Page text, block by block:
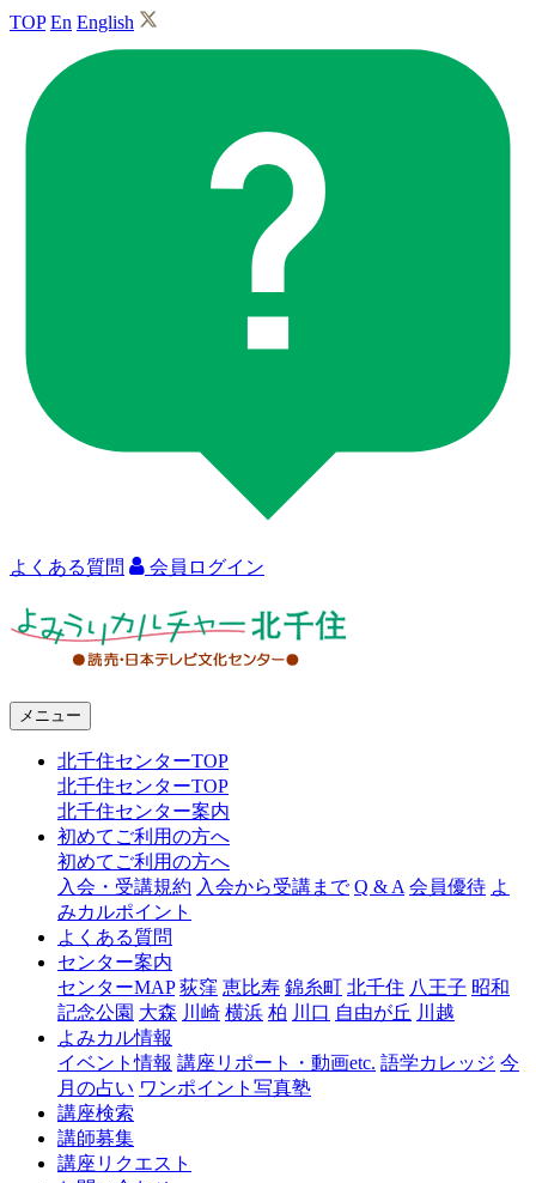
TOP En English
よくある質問 会員ログイン
ャ
千
メニュー
北千住センターTOP
北千住センターTOP
北千住センター案内
初めてご利用の方へ
初めてご利用の方へ
入会・受講規約 入会から受講まで Q & A 会員優待 よ
みカルポイント
よくある質問
センター案内
センターMAP 荻窪 恵比寿 錦糸町 北千住 八王子 昭和
記念公園 大森 川崎 横浜 柏 川口 自由が丘 川越
よみカル情報
イベント情報 講座リポート・動画etc. 語学カレッジ 今
月の占い ワンポイント写真塾
講座検索
講師募集
講座リクエスト